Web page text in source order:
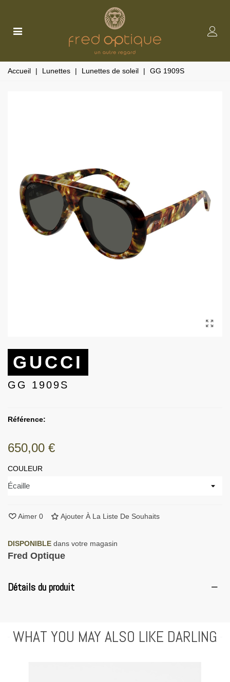
Accueil | Lunettes | Lunettes de soleil | GG 1909S
GUCCI
GG 1909S
Référence:
650,00 €
COULEUR
Aimer 0 Ajouter À La Liste De Souhaits
DISPONIBLE dans votre magasin
Fred Optique
Détails du produit
WHAT YOU MAY ALSO LIKE DARLING